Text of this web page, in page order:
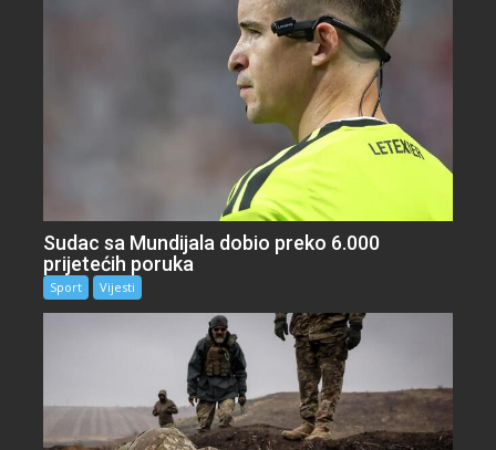
Sudac sa Mundijala dobio preko 6.000
prijetećih poruka
Sport Vijesti